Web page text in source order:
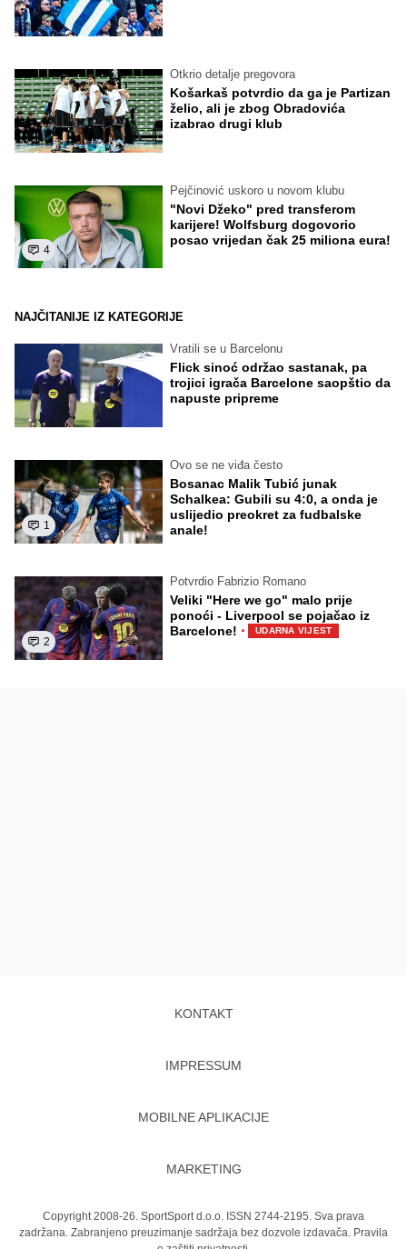
Otkrio detalje pregovora
Košarkaš potvrdio da ga je Partizan
želio, ali je zbog Obradovića
izabrao drugi klub
4
Pejčinović uskoro u novom klubu
"Novi Džeko" pred transferom
karijere! Wolfsburg dogovorio
posao vrijedan čak 25 miliona eura!
NAJČITANIJE IZ KATEGORIJE
Vratili se u Barcelonu
Flick sinoć održao sastanak, pa
trojici igrača Barcelone saopštio da
napuste pripreme
1
Ovo se ne viđa često
Bosanac Malik Tubić junak
Schalkea: Gubili su 4:0, a onda je
uslijedio preokret za fudbalske
anale!
2
Potvrdio Fabrizio Romano
Veliki "Here we go" malo prije
ponoći - Liverpool se pojačao iz
Barcelone! · UDARNA VIJEST
KONTAKT
IMPRESSUM
MOBILNE APLIKACIJE
MARKETING
Copyright 2008-26. SportSport d.o.o. ISSN 2744-2195. Sva prava
zadržana. Zabranjeno preuzimanje sadržaja bez dozvole izdavača. Pravila